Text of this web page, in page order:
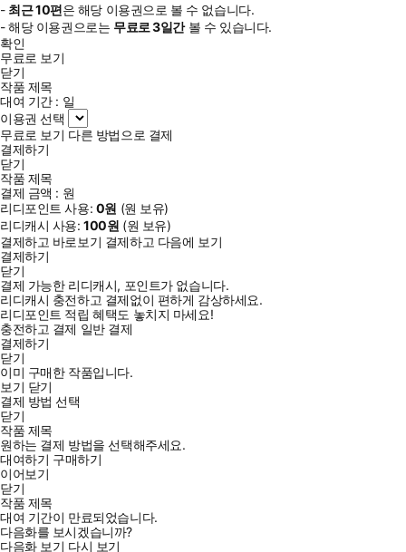
- 최근10편은 해당 이용권으로 볼 수 없습니다.
- 해당 이용권으로는 무료로3일간볼 수 있습니다.
확인
무료로 보기
닫기
작품 제목
대여 기간 : 일
이용권 선택
무료로 보기 다른 방법으로 결제
결제하기
닫기
작품 제목
결제 금액 : 원
리디포인트 사용: 0원 (원 보유)
리디캐시 사용:100원 (원 보유)
결제하고 바로보기 결제하고 다음에 보기
결제하기
닫기
결제 가능한 리디캐시, 포인트가 없습니다.
리디캐시 충전하고 결제없이 편하게 감상하세요.
리디포인트 적립 혜택도 놓치지 마세요!
충전하고 결제 일반 결제
결제하기
닫기
이미 구매한 작품입니다.
보기 닫기
결제 방법 선택
닫기
작품 제목
원하는 결제 방법을 선택해주세요.
대여하기 구매하기
이어보기
닫기
작품 제목
대여 기간이 만료되었습니다.
다음화를 보시겠습니까?
다음화 보기 다시 보기